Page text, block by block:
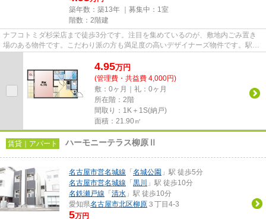
築年数：築13年 ｜募集中： 1室
階数：2階建
ナフコトミダ杉栄店まで徒歩3分です。注目を集めているのが、敷地内ごみ置き
場のある物件です。こだわり派の方も満足度の高いデザイナーズ物件です。駅か
4.95万円
(管理費・共益費 4,000円)
敷：0ヶ月｜礼：0ヶ月
所在階：2階
間取り：1K＋1S(納戸)
面積：21.90㎡
賃貸｜アパート ハーモニーテラス柳原Ⅱ
名古屋市営名城線 「 名城公園 」駅 徒歩5分
名古屋市営名城線 「 黒川
」駅 徒歩10分
名鉄瀬戸線 「 清水 」駅 徒歩10分
愛知県名古屋市北区柳原 ３丁目4-3
5万円